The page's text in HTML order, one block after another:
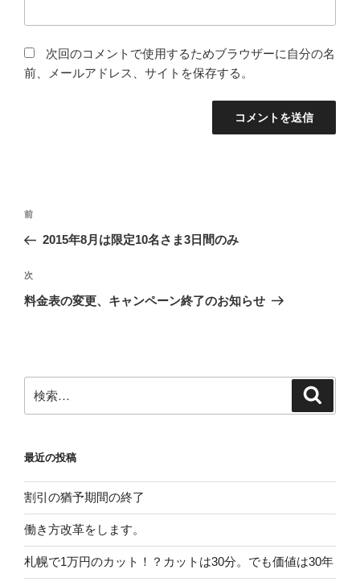
次回のコメントで使用するためブラウザーに自分の名
前、メールアドレス、サイトを保存する。
投
ナ
ビ
ゲ
ン
前
の
稿
前
2015年8月は限定10名さま3日間のみ
次
の
次
料金表の変更、キャンペーン終了のお知らせ
索:
最近の投稿
割引の猶予期間の終了
働き方改革をします。
札幌で1万円のカット！？カットは30分。でも価値は30年